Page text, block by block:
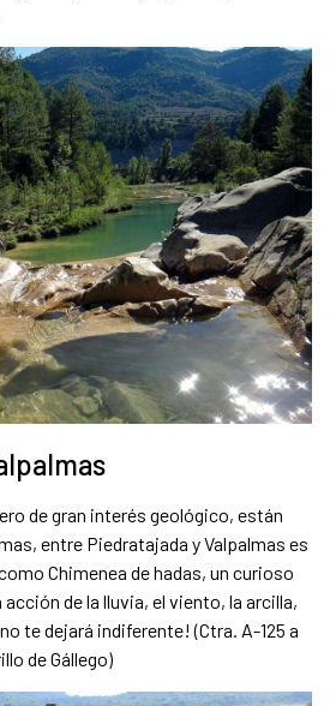
de gran interés geológico, están
entre Piedratajada y Valpalmas es
Chimenea de hadas, un curioso
de la lluvia, el viento, la arcilla,
te dejará indiferente! (Ctra. A-125 a
de Gállego)